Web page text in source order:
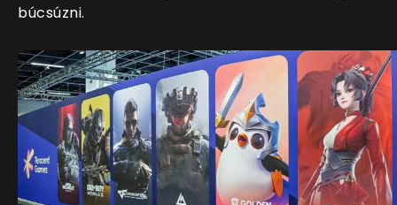
búcsúzni.